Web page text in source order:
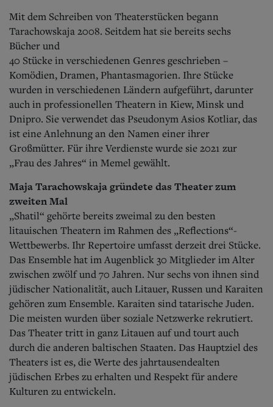
Mit dem Schreiben von Theaterstücken begann
Tarachowskaja 2008. Seitdem hat sie bereits sechs
Bücher und
40 Stücke in verschiedenen Genres geschrieben –
Komödien, Dramen, Phantasmagorien. Ihre Stücke
wurden in verschiedenen Ländern aufgeführt, darunter
auch in professionellen Theatern in Kiew, Minsk und
Dnipro. Sie verwendet das Pseudonym Asios Kotliar, das
ist eine Anlehnung an den Namen einer ihrer
Großmütter. Für ihre Verdienste wurde sie 2021 zur
„Frau des Jahres“ in Memel gewählt.
Maja Tarachowskaja gründete das Theater zum
zweiten Mal
„Shatil“ gehörte bereits zweimal zu den besten
litauischen Theatern im Rahmen des „Reflections“-
Wettbewerbs. Ihr Repertoire umfasst derzeit drei Stücke.
Das Ensemble hat im Augenblick 30 Mitglieder im Alter
zwischen zwölf und 70 Jahren. Nur sechs von ihnen sind
jüdischer Nationalität, auch Litauer, Russen und Karaiten
gehören zum Ensemble. Karaiten sind tatarische Juden.
Die meisten wurden über soziale Netzwerke rekrutiert.
Das Theater tritt in ganz Litauen auf und tourt auch
durch die anderen baltischen Staaten. Das Hauptziel des
Theaters ist es, die Werte des jahrtausendealten
jüdischen Erbes zu erhalten und Respekt für andere
Kulturen zu entwickeln.